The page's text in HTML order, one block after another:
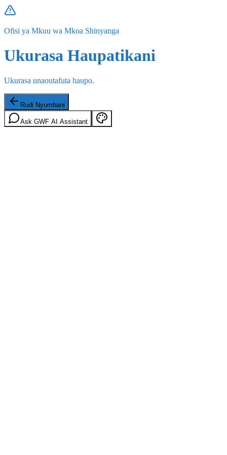
Ofisi ya Mkuu wa Mkoa Shinyanga
Ukurasa Haupatikani
Ukurasa unaoutafuta haupo.
Rudi Nyumbani
Ask GWF AI Assistant